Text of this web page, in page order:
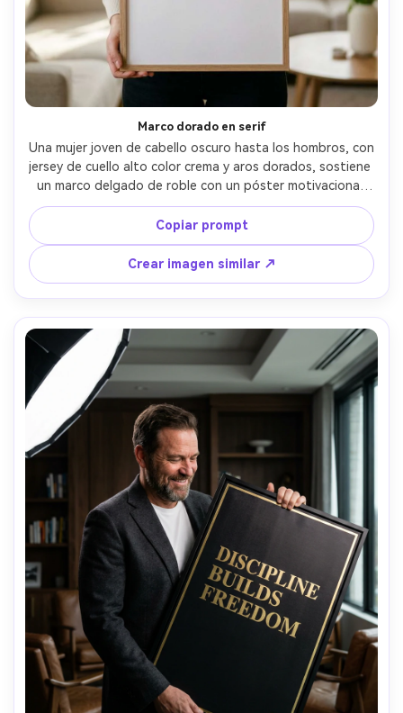
Marco dorado en serif
Una mujer joven de cabello oscuro hasta los hombros, con
jersey de cuello alto color crema y aros dorados, sostiene
un marco delgado de roble con un póster motivacional
que dice "Small steps, every day" en letras serif modernas
con tipografía dorada minimalista sobre papel blanco
mate, en una sala luminosa y neutra, luz suave de
ventana, Sony A7IV, 85mm f/1.4, enfoque superficial,
plano medio vertical, ambiente de calma y confianza,
textura de piel fotorrealista, sombras naturales,
impresión nítida y alta resolución --ar 4:5
Copiar prompt
Crear imagen similar ↗